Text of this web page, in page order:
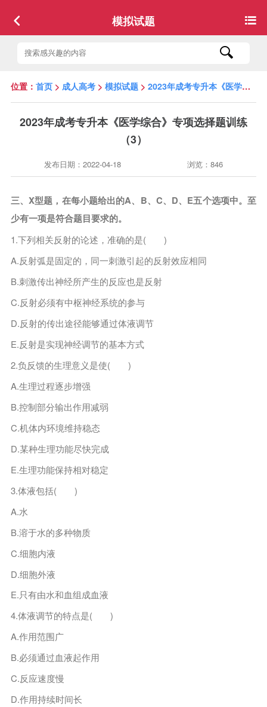
模拟试题
位置： 首页> 成人高考> 模拟试题> 2023年成考专升本《医学综合》专项选择题训练（3）
2023年成考专升本《医学综合》专项选择题训练
（3）
发布日期：2022-04-18 浏览：846
三、X型题，在每小题给出的A、B、C、D、E五个选项中。至
少有一项是符合题目要求的。
1.下列相关反射的论述，准确的是( )
A.反射弧是固定的，同一刺激引起的反射效应相同
B.刺激传出神经所产生的反应也是反射
C.反射必须有中枢神经系统的参与
D.反射的传出途径能够通过体液调节
E.反射是实现神经调节的基本方式
2.负反馈的生理意义是使( )
A.生理过程逐步增强
B.控制部分输出作用减弱
C.机体内环境维持稳态
D.某种生理功能尽快完成
E.生理功能保持相对稳定
3.体液包括( )
A.水
B.溶于水的多种物质
C.细胞内液
D.细胞外液
E.只有由水和血组成血液
4.体液调节的特点是( )
A.作用范围广
B.必须通过血液起作用
C.反应速度慢
D.作用持续时间长